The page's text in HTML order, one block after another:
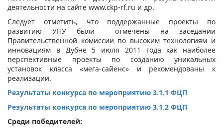
деятельности на сайте www.ckp-rf.ru и др.
Следует отметить, что поддержанные проекты по
развитию УНУ были отмечены на заседании
Правительственной комиссии по высоким технологиям и
инновациям в Дубне 5 июля 2011 года как наиболее
перспективные проекты по созданию уникальных
установок класса «мега-сайенс» и рекомендованы к
реализации.
Результаты конкурса по мероприятию 3.1.1 ФЦП
Результаты конкурса по мероприятию 3.1.2 ФЦП
Среди победителей: